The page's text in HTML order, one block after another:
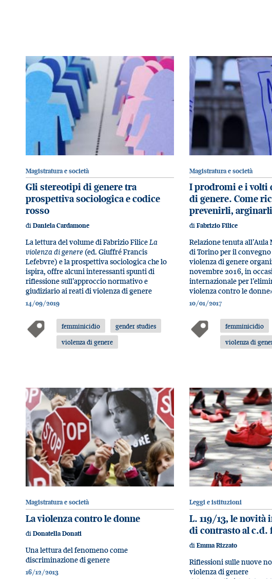
Magistratura e società
Gli stereotipi di genere tra
prospettiva sociologica e codice
rosso
di Daniela Cardamone
La lettura del volume di Fabrizio FiliceLa
violenza di genere(ed. Giuffré Francis
Lefebvre) e la prospettiva sociologica che lo
ispira, offre alcuni interessanti spunti di
riflessione sull’approccio normativo e
giudiziario ai reati di violenza di genere
14/09/2019
femminicidio
gender studies
violenza di genere
Magistratura e società
I prodromi e i volti
di genere. Come
prevenirli, arginarli
di Fabrizio Filice
Relazione tenuta
di Torino per il convegno
violenza di genere
novembre 2016, in
internazionale per
violenza contro le
10/01/2017
femminicidio
violenza di
Magistratura e società
La violenza contro le donne
di Donatella Donati
Una lettura del fenomeno come
discriminazione di genere
16/12/2013
Leggi e istituzioni
L. 119/13, le novità
di contrasto al
di Emma Rizzato
Riflessioni sulle nuove
violenza di genere